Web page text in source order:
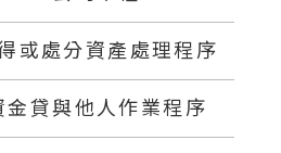
或處分資產處理程序
金貸與他人作業程序